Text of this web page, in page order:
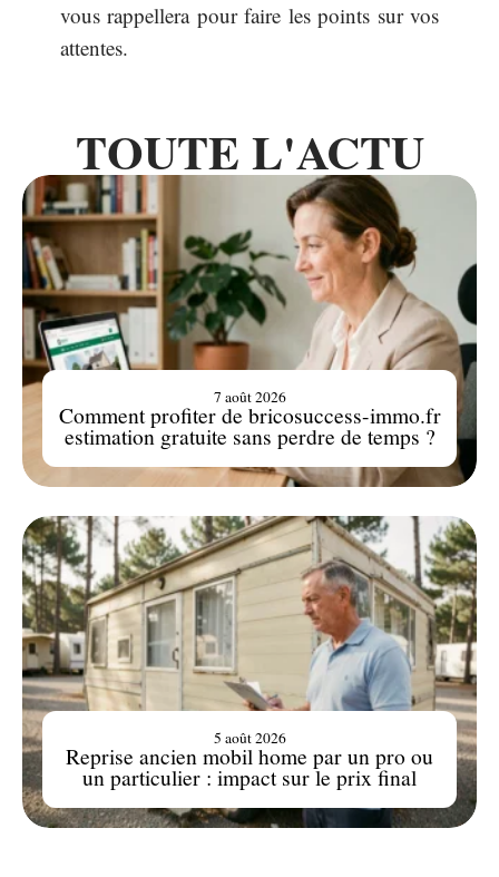
vous rappellera pour faire les points sur vos
attentes.
TOUTE L'ACTU
Comment profiter de bricosuccess-immo.fr
estimation gratuite sans perdre de temps ?
7 août 2026
Reprise ancien mobil home par un pro ou
un particulier : impact sur le prix final
5 août 2026